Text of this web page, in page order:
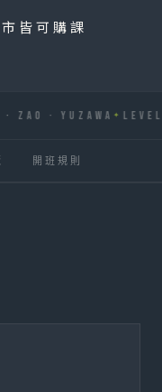
皆可購課
· YUZAWA LEVEL 4
開班規則